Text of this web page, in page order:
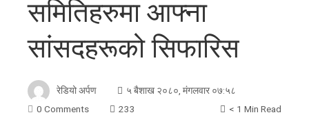
समितिहरुमा आफ्ना
सांसदहरूको सिफारिस
रेडियो अर्पण
५ बैशाख २०८०, मंगलवार ०७:५८
0 Comments
233 < 1 Min Read